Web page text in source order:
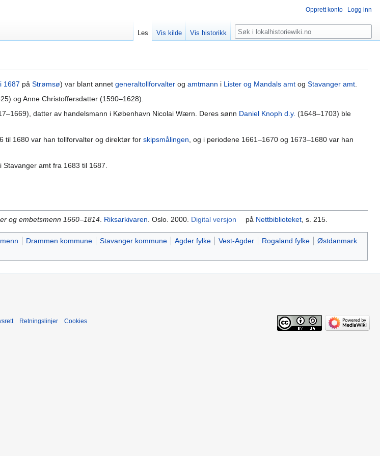
1687 på Strømsø) var blant annet generaltollforvalter og amtmann i Lister og Mandals amt og Stavanger amt.
og Anne Christoffersdatter (1590–1628).
datter av handelsmann i København Nicolai Wærn. Deres sønn Daniel Knoph d.y. (1648–1703) ble
til 1680 var han tollforvalter og direktør for skipsmålingen, og i periodene 1661–1670 og 1673–1680 var han
amt fra 1683 til 1687.
og embetsmenn 1660–1814 Riksarkivaren . Oslo. 2000. Digital versjon på Nettbiblioteket , s. 215.
Drammen kommune Stavanger kommune Agder fylke Vest-Agder Rogaland fylke
Østdanmark
Opprett konto Logg inn
Les Vis kilde Vis historikk Søk
Retningslinjer Cookies